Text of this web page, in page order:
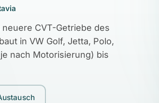
CVT-Getriebe des
in VW Golf, Jetta, Polo,
nach Motorisierung) bis